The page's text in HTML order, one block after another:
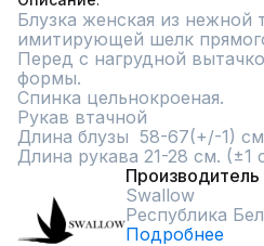
Блузка женская из нежной
имитирующей шелк
Перед с нагрудной
формы.
Спинка цельнокроеная.
Рукав втачной
Длина блузы  58-67(+/-1)
Длина рукава 21-28 см. (±1
Производитель
Swallow
Республика
Подробнее